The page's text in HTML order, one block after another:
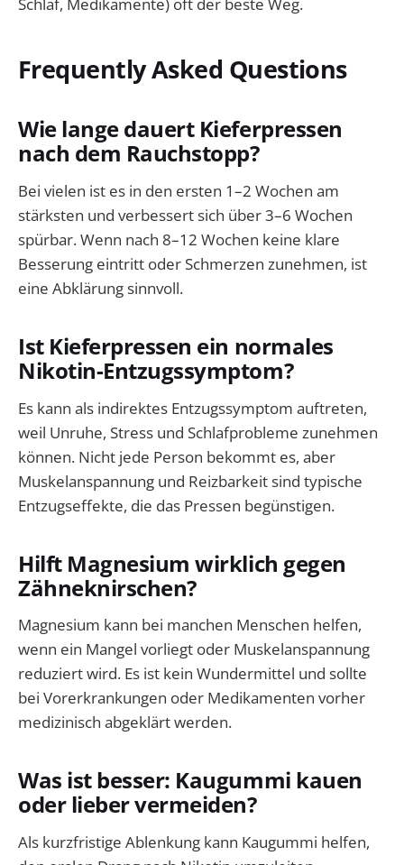
Frequently Asked Questions
Wie lange dauert Kieferpressen
nach dem Rauchstopp?
Bei vielen ist es in den ersten 1–2 Wochen am
stärksten und verbessert sich über 3–6 Wochen
spürbar. Wenn nach 8–12 Wochen keine klare
Besserung eintritt oder Schmerzen zunehmen, ist
eine Abklärung sinnvoll.
Ist Kieferpressen ein normales
Nikotin-Entzugssymptom?
Es kann als indirektes Entzugssymptom auftreten,
weil Unruhe, Stress und Schlafprobleme zunehmen
können. Nicht jede Person bekommt es, aber
Muskelanspannung und Reizbarkeit sind typische
Entzugseffekte, die das Pressen begünstigen.
Hilft Magnesium wirklich gegen
Zähneknirschen?
Magnesium kann bei manchen Menschen helfen,
wenn ein Mangel vorliegt oder Muskelanspannung
reduziert wird. Es ist kein Wundermittel und sollte
bei Vorerkrankungen oder Medikamenten vorher
medizinisch abgeklärt werden.
Was ist besser: Kaugummi kauen
oder lieber vermeiden?
Als kurzfristige Ablenkung kann Kaugummi helfen,